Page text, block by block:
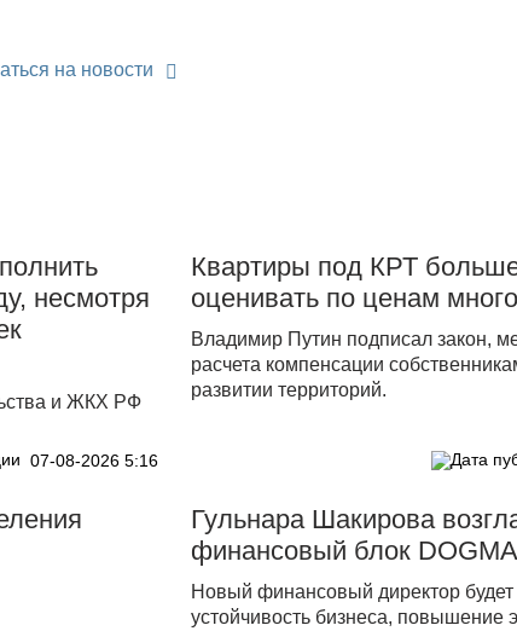
на новости
несмотря
и ЖКХ РФ
07-08-2026 5:16
Квартиры под КРТ
оценивать по ценам
Владимир Путин подписал закон,
расчета компенсации
развитии территорий.
Гульнара Шакирова
финансовый блок DOGMA
Новый финансовый директор будет
устойчивость бизнеса, повышение